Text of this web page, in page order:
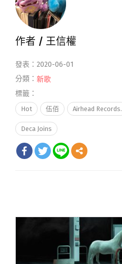
作者 / 王信權
發表：2020-06-01
分類： 新歌
標籤：
Hot 伍佰 Airhead Records.
Deca Joins